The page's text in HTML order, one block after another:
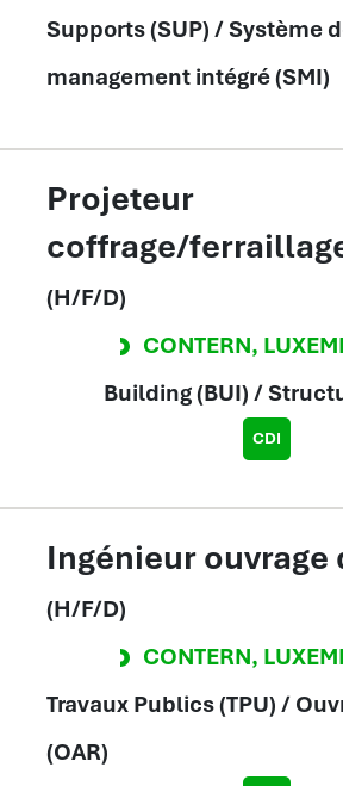
Supports (SUP) / Système
management intégré (SMI)
Projeteur
coffrage/
(H/F/D)
CONTERN,
Building (BUI) /
CDI
Ingénieur ouvrage
(H/F/D)
CONTERN,
Travaux Publics (TPU) /
(OAR)